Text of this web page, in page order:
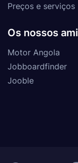
Preços e serviços
Os nossos
Motor Angola
Jobboardfinder
Jooble